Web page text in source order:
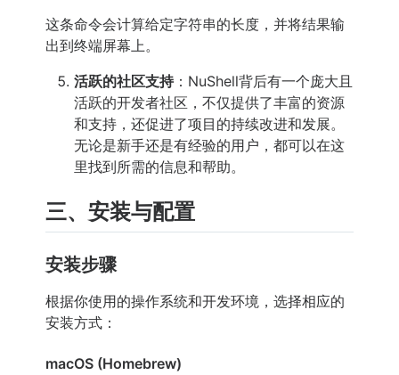
这条命令会计算给定字符串的长度，并将结果输
出到终端屏幕上。
活跃的社区支持：NuShell背后有一个庞大且
活跃的开发者社区，不仅提供了丰富的资源
和支持，还促进了项目的持续改进和发展。
无论是新手还是有经验的用户，都可以在这
里找到所需的信息和帮助。
三、安装与配置
安装步骤
根据你使用的操作系统和开发环境，选择相应的
安装方式：
macOS (Homebrew)